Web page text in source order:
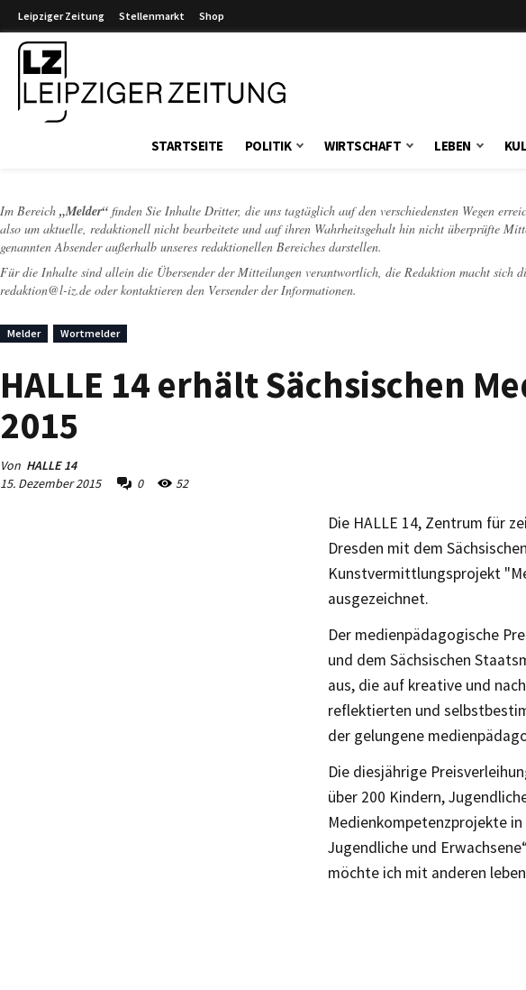
Leipziger Zeitung Stellenmarkt Shop
STARTSEITE POLITIK WIRTSCHAFT LEBEN
Im Bereich „Melder“ finden Sie Inhalte Dritter, die uns tagtäglich auf den verschiedensten Wegen
also um aktuelle, redaktionell nicht bearbeitete und auf ihren Wahrheitsgehalt hin nicht überprüfte
genannten Absender außerhalb unseres redaktionellen Bereiches darstellen.
Für die Inhalte sind allein die Übersender der Mitteilungen verantwortlich, die Redaktion macht sich
redaktion@l-iz.de oder kontaktieren den Versender der Informationen.
Melder Wortmelder
HALLE 14 erhält Sächsischen
2015
Von HALLE 14
15. Dezember 2015
0 52
Die HALLE 14, Zentrum für
Dresden mit dem
Kunstvermittlungsprojekt
ausgezeichnet.
Der medienpädagogische
und dem Sächsischen
aus, die auf kreative und
reflektierten und
der gelungene
Die diesjährige
über 200 Kindern,
Medienkompetenzprojekte
Jugendliche und
möchte ich mit anderen